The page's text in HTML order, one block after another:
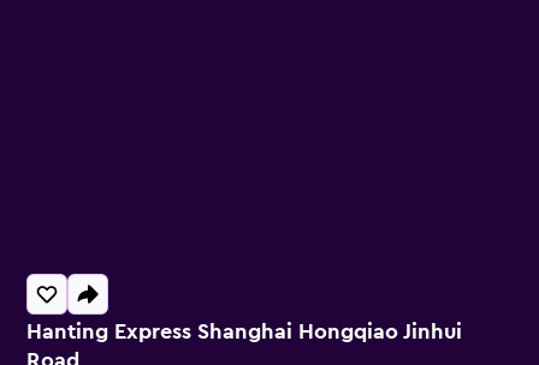
Hanting Express Shanghai Hongqiao Jinhui
Road